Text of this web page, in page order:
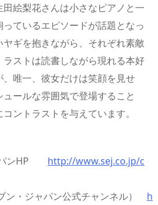
絵梨花さんは小さなピアノと一
ているエピソードが話題となっ
ギを抱きながら、それぞれ素敵
ストは読書しながら現れる本好
唯一、彼女だけは笑顔を見せ
ールな雰囲気で登場すること
ントラストを与えています。
パンHP http://www.sej.co.jp/c
ン・ジャパン公式チャンネル） h